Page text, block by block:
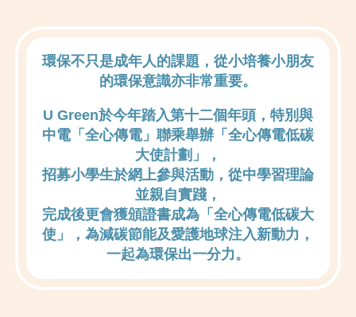
環保不只是成年人的課題，從小培養小朋友
的環保意識亦非常重要。
U Green於今年踏入第十二個年頭，特別與
中電「全心傳電」聯乘舉辦「全心傳電低碳
大使計劃」，
招募小學生於網上參與活動，從中學習理論
並親自實踐，
完成後更會獲頒證書成為「全心傳電低碳大
使」，為減碳節能及愛護地球注入新動力，
一起為環保出一分力。